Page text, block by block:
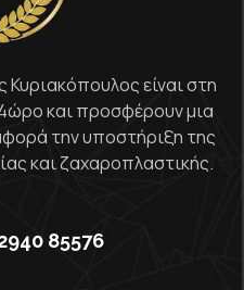
Κυριακόπουλος είναι στη
και προσφέρουν μια
την υποστήριξη της
και ζαχαροπλαστικής.
85576